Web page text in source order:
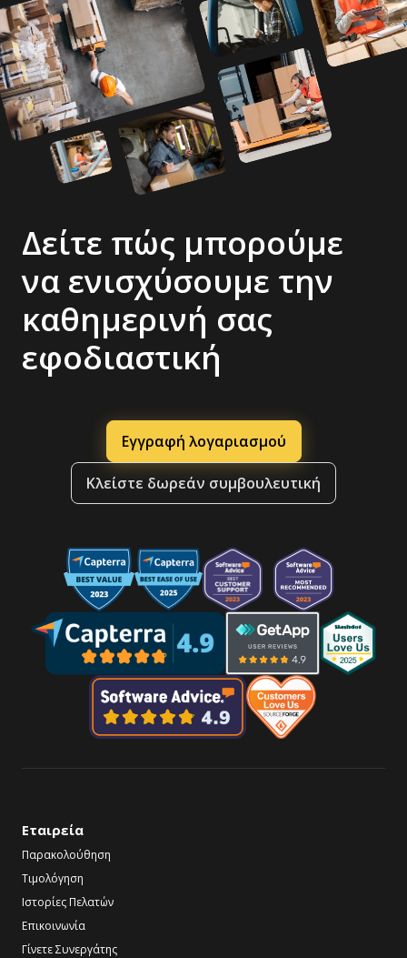
Δείτε πώς μπορούμε
να ενισχύσουμε την
καθημερινή σας
εφοδιαστική
Εγγραφή λογαριασμού
Κλείστε δωρεάν συμβουλευτική
Εταιρεία
Παρακολούθηση
Τιμολόγηση
Ιστορίες Πελατών
Επικοινωνία
Γίνετε Συνεργάτης